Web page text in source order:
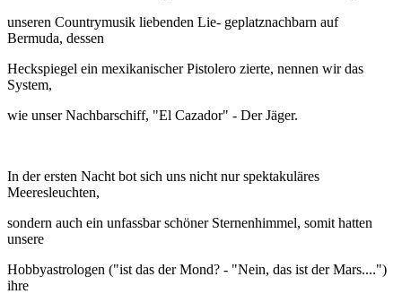
unseren Countrymusik liebenden Lie‐ geplatznachbarn auf
Bermuda, dessen
Heckspiegel ein mexikanischer Pistolero zierte, nennen wir das
System,
wie unser Nachbarschiff, "El Cazador" - Der Jäger.
In der ersten Nacht bot sich uns nicht nur spektakuläres
Meeresleuchten,
sondern auch ein unfassbar schöner Sternenhimmel, somit hatten
unsere
Hobbyastrologen ("ist das der Mond? - "Nein, das ist der Mars....")
ihre